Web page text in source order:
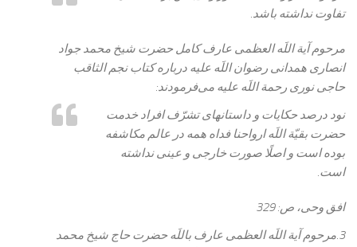
تفاوت نداشته باشد.
مرحوم آية اللَه العظمى عارف كامل حضرت شيخ محمد جواد
انصارى همدانی رضوان اللَه عليه درباره كتاب نجم الثاقب
حاجى نورى رحمة اللَه عليه می‌فرمودند:
نود درصد حكايات و داستان‏هاى تشرّف افراد خدمت
حضرت بقيّة اللَه ارواحنا فداه همه در عالم مكاشفه
بوده است و اصلًا صورت خارجى و عينى نداشته
است.
افق وحى، ص: 329
3.مرحوم آية اللَه العظمى عارف باللَه حضرت حاج شيخ محمد